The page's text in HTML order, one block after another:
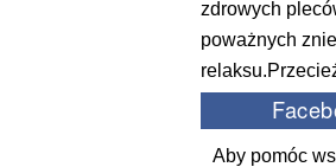
zdrowych
poważnych
Aby pomóc